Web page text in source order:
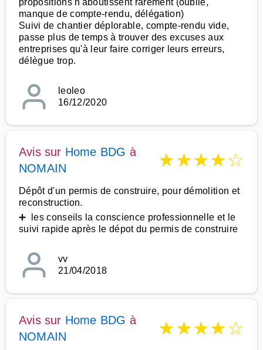
propositions n'aboutissent rarement (oublie,
manque de compte-rendu, délégation)
Suivi de chantier déplorable, compte-rendu vide,
passe plus de temps à trouver des excuses aux
entreprises qu'à leur faire corriger leurs erreurs,
délègue trop.
leoleo
16/12/2020
Avis sur Home BDG à
NOMAIN
★★★★☆
Dépôt d'un permis de construire, pour démolition et
reconstruction.
➕ les conseils la conscience professionnelle et le
suivi rapide après le dépot du permis de construire
vv
21/04/2018
Avis sur Home BDG à
NOMAIN
★★★★☆